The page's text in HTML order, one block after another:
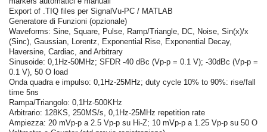
Export of .TIQ files per SignalVu-PC / MATLAB
Generatore di Funzioni (opzionale)
Waveforms: Sine, Square, Pulse, Ramp/Triangle, DC, Noise, Sin(x)/x
(Sinc), Gaussian, Lorentz, Exponential Rise, Exponential Decay,
Haversine, Cardiac, and Arbitrary
Sinusoide: 0,1Hz-50MHz; SFDR -40 dBc (Vp-p = 0.1 V); -30dBc (Vp-p =
0.1 V), 50 O load
Onda quadra e impulso: 0,1Hz-25MHz; duty cycle 10% to 90%: rise/fall
time 5ns
Rampa/Triangolo: 0,1Hz-500KHz
Arbitrario: 128KS, 250MS/s, 0,1Hz-25MHz repetition rate
Ampiezza: 20 mVp-p a 2.5 Vp-p su Hi-Z; 10 mVp-p a 1.25 Vp-p su 50 O